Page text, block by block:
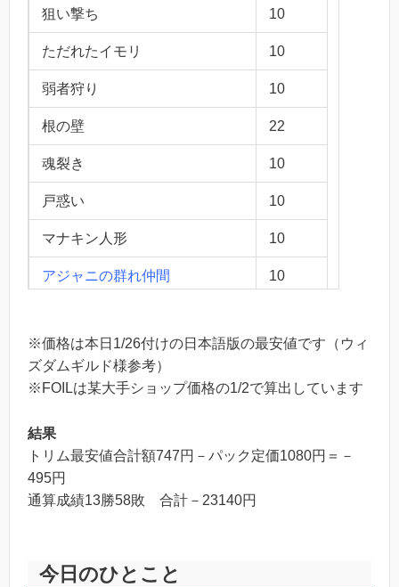
狙い撃ち 10
ただれたイモリ 10
弱者狩り 10
根の壁 22
魂裂き 10
戸惑い 10
マナキン人形 10
アジャニの群れ仲間 10
グルールの芝地 10
忘却石 600
解体者の歓び（FOIL）
※価格は本日1/26付けの日本語版の最安値です（ウィ
ズダムギルド様参考）
※FOILは某大手ショップ価格の1/2で算出しています
結果
トリム最安値合計額747円－パック定価1080円＝－
495円
通算成績13勝58敗 合計－23140円
今日のひとこと